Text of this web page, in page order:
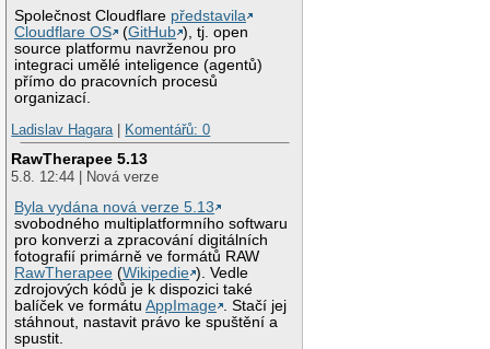
Společnost Cloudflare představila
Cloudflare OS
(GitHub ), tj. open
source platformu navrženou pro
integraci umělé inteligence (agentů)
přímo do pracovních procesů
organizací.
Ladislav Hagara| Komentářů: 0
RawTherapee 5.13
5.8. 12:44 | Nová verze
Byla vydána nová verze 5.13
svobodného multiplatformního softwaru
pro konverzi a zpracování digitálních
fotografií primárně ve formátů RAW
RawTherapee (Wikipedie ). Vedle
zdrojových kódů je k dispozici také
balíček ve formátuAppImage . Stačí jej
stáhnout, nastavit právo ke spuštění a
spustit.